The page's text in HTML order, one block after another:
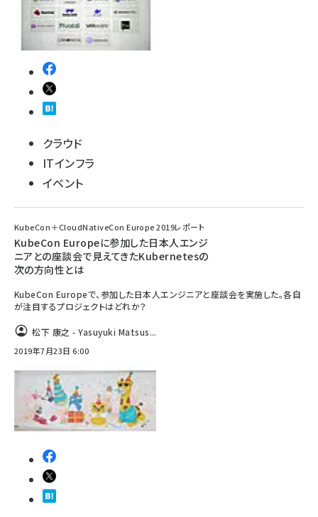
クラウド
ITインフラ
イベント
KubeCon＋CloudNativeCon Europe 2019レポート
KubeCon Europeに参加した日本人エンジ
ニアとの座談会で見えてきたKubernetesの
次の方向性とは
KubeCon Europeで、参加した日本人エンジニアと座談会を実施した。各自
が注目するプロジェクトはどれか？
松下 康之 - Yasuyuki Matsus...
2019年7月23日 6:00